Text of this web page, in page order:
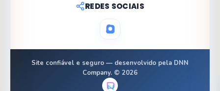
REDES SOCIAIS
Site confiável e seguro — desenvolvido pela DNN
Company. © 2026